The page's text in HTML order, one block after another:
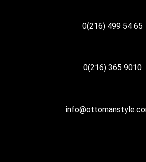
0(216) 499 54 65
0(216) 365 9010